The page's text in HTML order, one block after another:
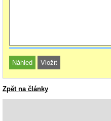
Zpět na články